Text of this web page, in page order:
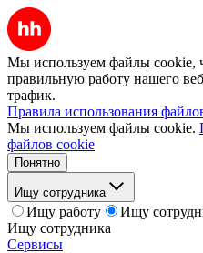
Мы используем файлы cookie,
правильную работу нашего
трафик.
Правила использования
Мы используем файлы cookie.
файлов cookie
Понятно
Ищу сотрудника
Ищу работу
Ищу
Ищу сотрудника
Сервисы